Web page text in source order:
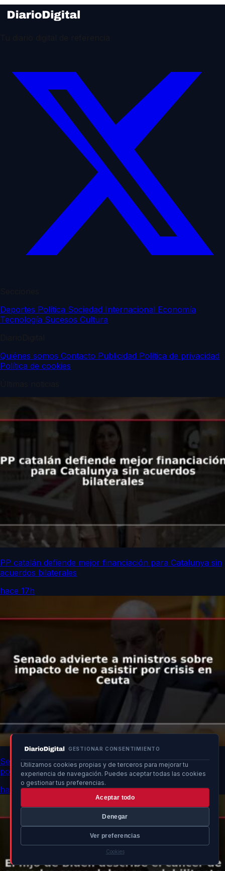
GESTIONAR CONSENTIMIENTO
Utilizamos cookies propias y de terceros para mejorar tu
experiencia de navegación. Puedes aceptar todas las cookies
o gestionar tus preferencias.
Aceptar todo
Denegar
Ver preferencias
Cookies
Deportes Política Sociedad Internacional Economía
Tecnología Sucesos Cultura
Quiénes somos Contacto Publicidad Política de privacidad
Política de cookies
PP catalán defiende mejor financiación para Catalunya sin
acuerdos bilaterales
hace 17h
Senado advierte a ministros sobre impacto de no asistir
por crisis en Ceuta
hace 17h